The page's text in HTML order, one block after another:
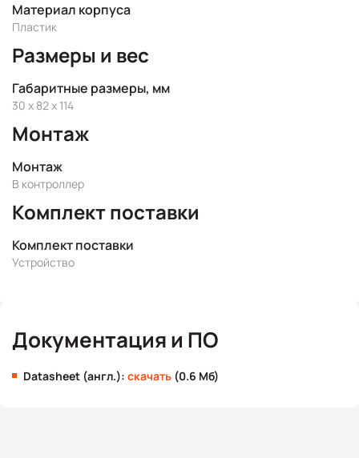
Материал корпуса
Пластик
Размеры и вес
Габаритные размеры, мм
30 x 82 x 114
Монтаж
Монтаж
В контроллер
Комплект поставки
Комплект поставки
Устройство
Документация и ПО
Datasheet (англ.): скачать (0.6 Мб)